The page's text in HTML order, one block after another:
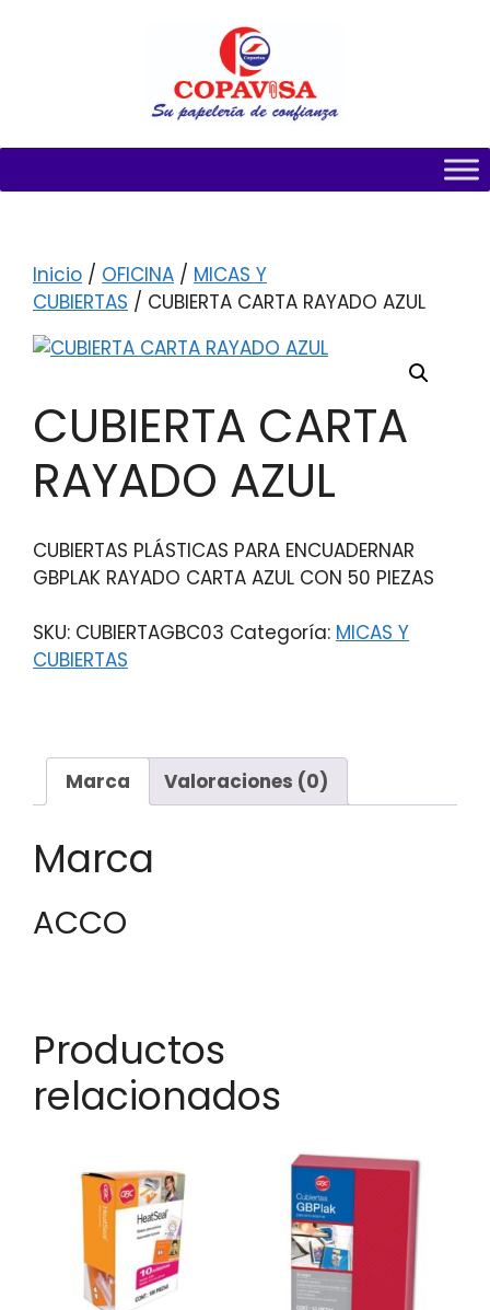
Inicio / OFICINA / MICAS Y
CUBIERTAS / CUBIERTA CARTA RAYADO AZUL
CUBIERTA CARTA
RAYADO AZUL
CUBIERTAS PLÁSTICAS PARA ENCUADERNAR
GBPLAK RAYADO CARTA AZUL CON 50 PIEZAS
SKU: CUBIERTAGBC03 Categoría: MICAS Y
CUBIERTAS
Marca Valoraciones (0)
Marca
ACCO
Productos
relacionados